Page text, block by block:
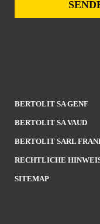
BERTOLIT SA GENF
BERTOLIT SA VAUD
BERTOLIT SARL
RECHTLICHE
SITEMAP